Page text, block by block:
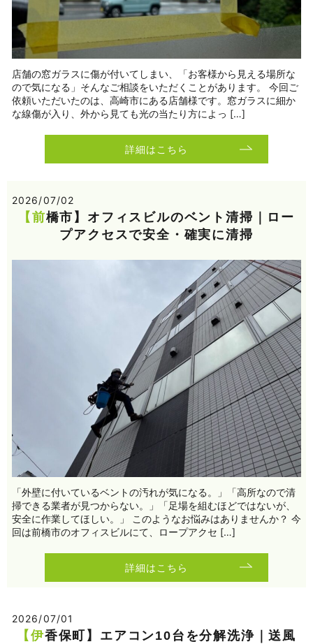
店舗の窓ガラスに傷が付いてしまい、「お客様から見える場所な
ので気になる」そんなご相談をいただくことがあります。 今回ご
依頼いただいたのは、高崎市にある店舗様です。窓ガラスに細か
な線傷が入り、外から見ても光の当たり方によっ […]
詳細はこちら
2026/07/02
【前橋市】オフィスビルのベント清掃｜ロー
プアクセスで安全・確実に清掃
「外壁に付いているベントの汚れが気になる。」「高所なので清
掃できる業者が見つからない。」「足場を組むほどではないが、
安全に作業してほしい。」 このようなお悩みはありませんか？ 今
回は前橋市のオフィスビルにて、ロープアクセ […]
詳細はこちら
2026/07/01
【伊香保町】エアコン10台を分解洗浄｜送風